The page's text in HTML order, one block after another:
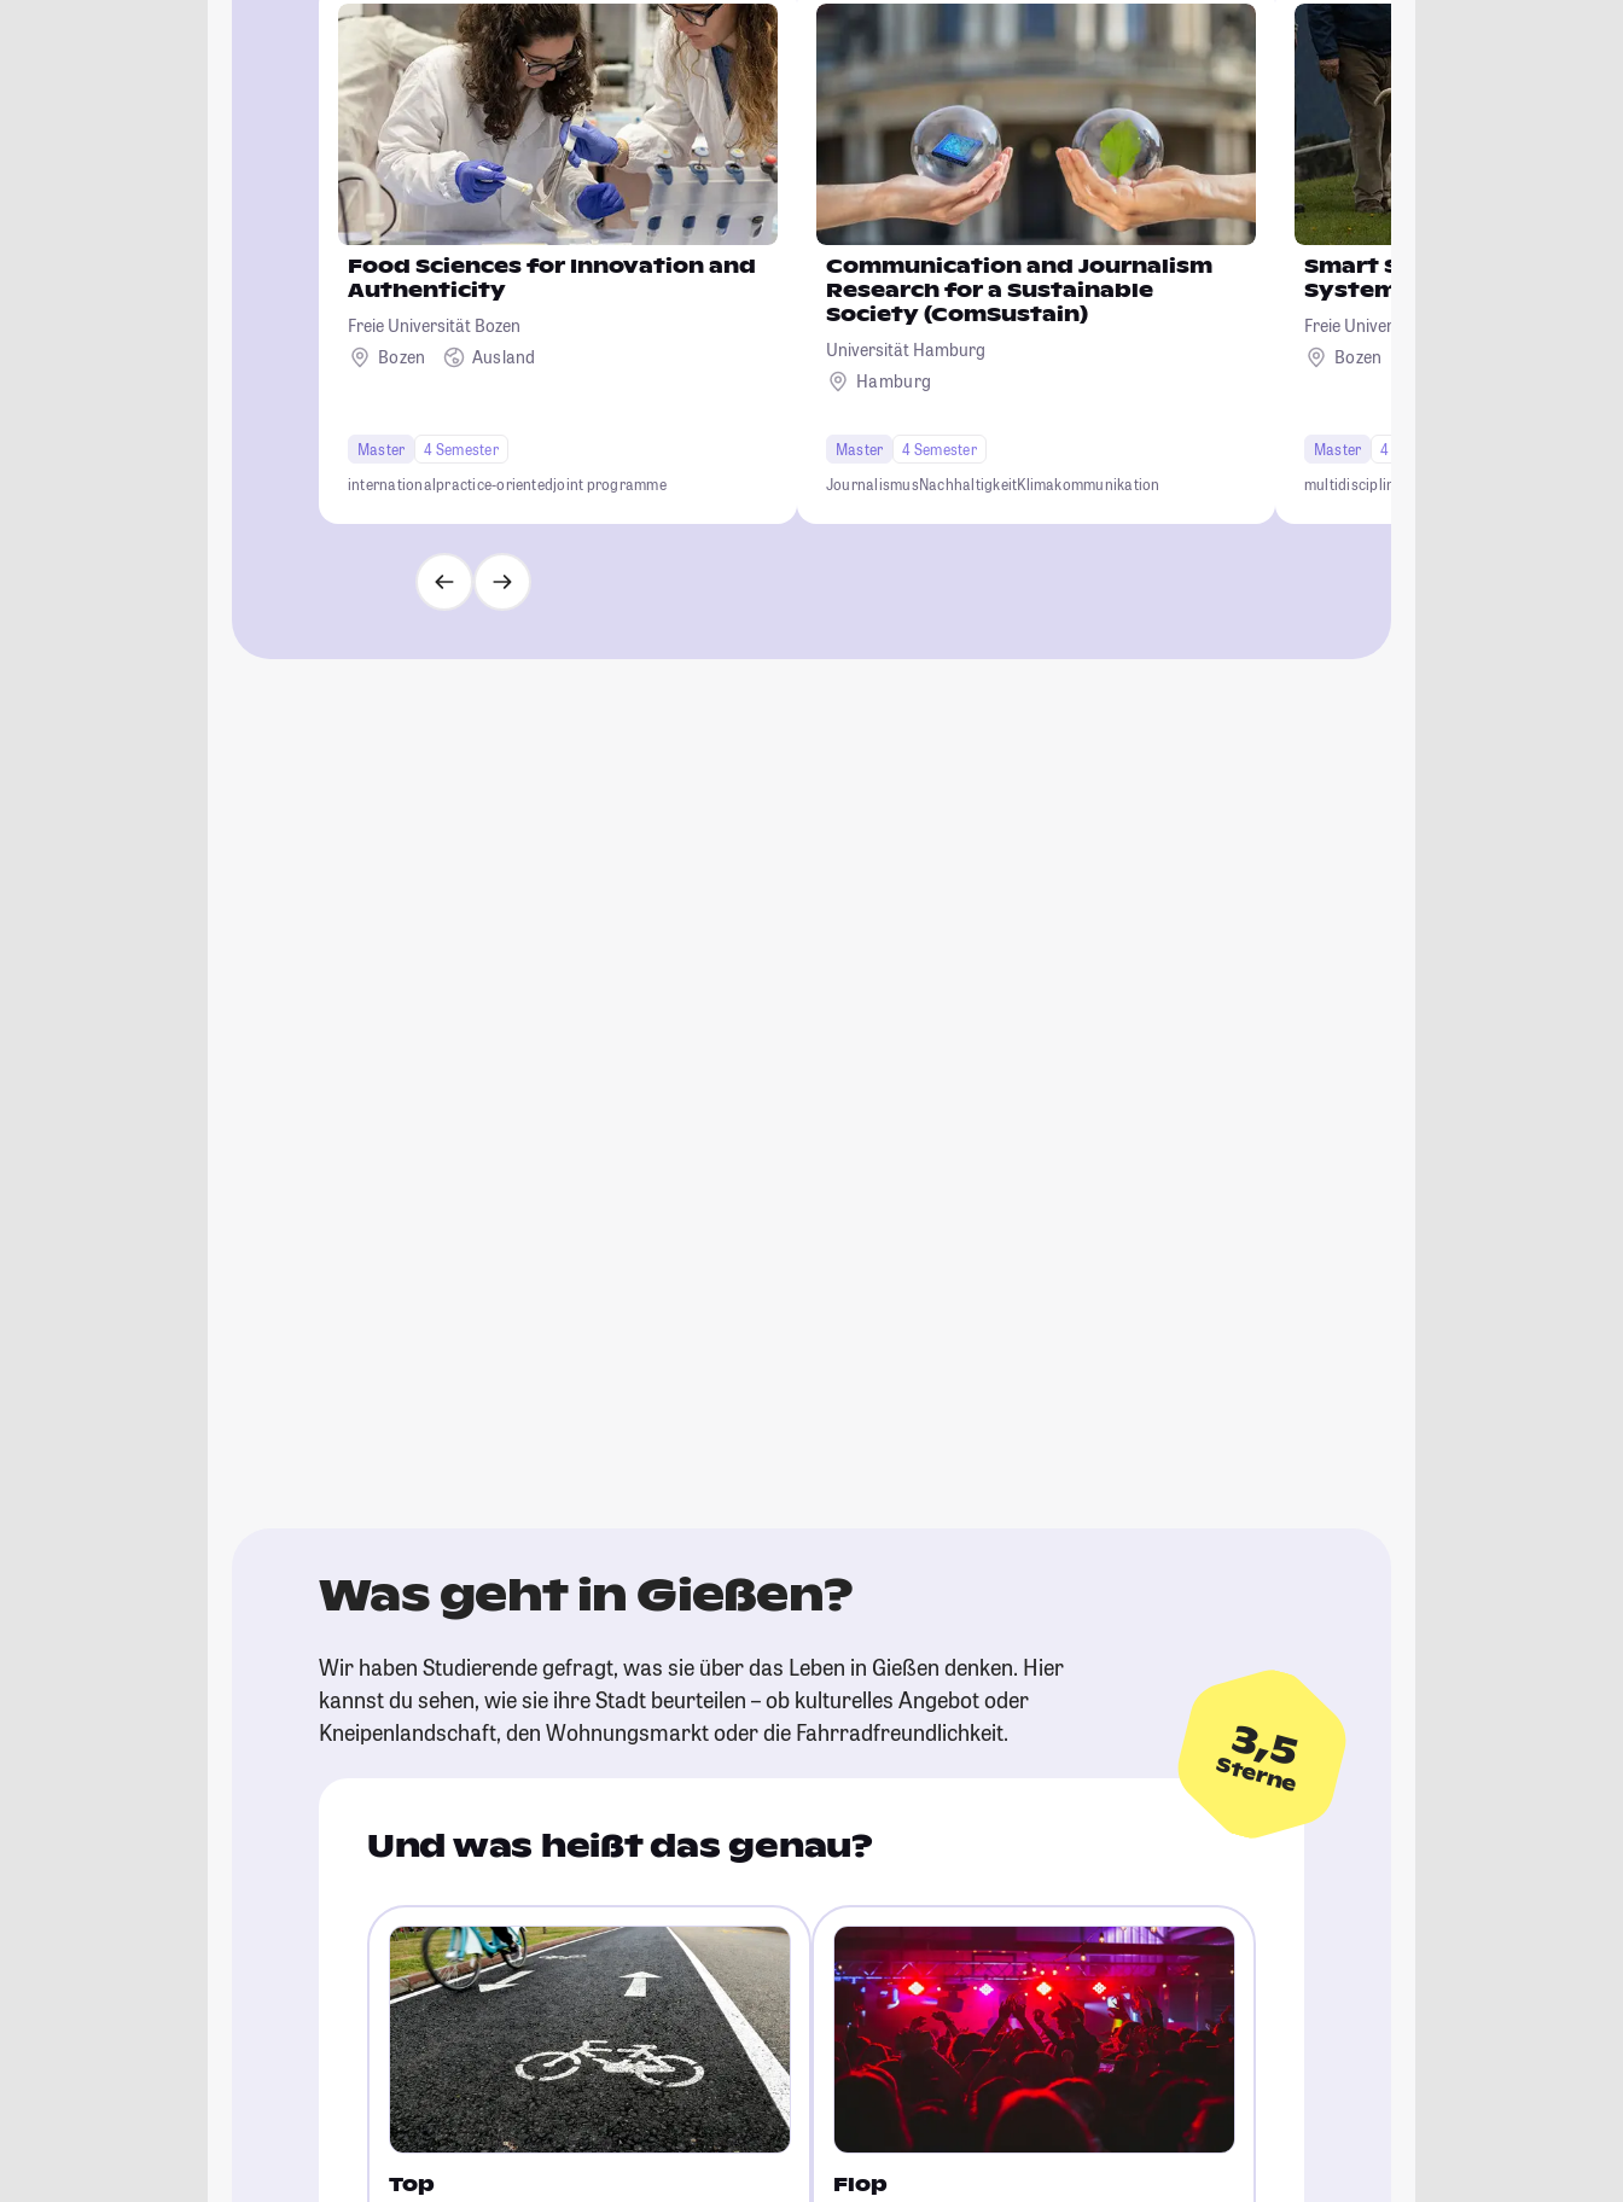
Food Sciences for Innovation and
Authenticity
Freie Universität Bozen
Bozen
Ausland
Master
4 Semester
internationalpractice-orientedjoint programme
Communication and Journalism
Research for a Sustainable
Society (ComSustain)
Universität Hamburg
Hamburg
Master
4 Semester
JournalismusNachhaltigkeitKlimakommunikation
Smart Sustainable
Systems in Mountain
Freie Universität Bozen
Bozen
Master
4 Semester
multidisciplinary
Was geht in Gießen?
Wir haben Studierende gefragt, was sie über das Leben in Gießen denken. Hier
kannst du sehen, wie sie ihre Stadt beurteilen – ob kulturelles Angebot oder
Kneipenlandschaft, den Wohnungsmarkt oder die Fahrradfreundlichkeit.
3,5
Sterne
Und was heißt das genau?
Top Flop